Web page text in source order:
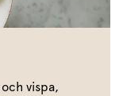
vispa,